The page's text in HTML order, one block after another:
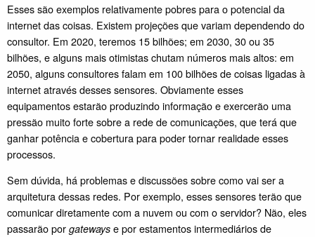
Esses são exemplos relativamente pobres para o potencial da
internet das coisas. Existem projeções que variam dependendo do
consultor. Em 2020, teremos 15 bilhões; em 2030, 30 ou 35
bilhões, e alguns mais otimistas chutam números mais altos: em
2050, alguns consultores falam em 100 bilhões de coisas ligadas à
internet através desses sensores. Obviamente esses
equipamentos estarão produzindo informação e exercerão uma
pressão muito forte sobre a rede de comunicações, que terá que
ganhar potência e cobertura para poder tornar realidade esses
processos.
Sem dúvida, há problemas e discussões sobre como vai ser a
arquitetura dessas redes. Por exemplo, esses sensores terão que
comunicar diretamente com a nuvem ou com o servidor? Não, eles
passarão por gateways e por estamentos intermediários de